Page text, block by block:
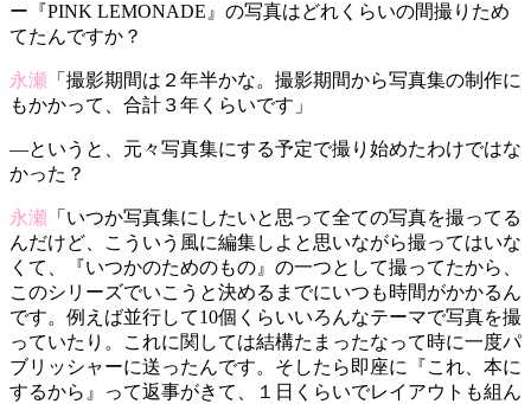
ー『PINK LEMONADE』の写真はどれくらいの間撮りため
てたんですか？
永瀬 「撮影期間は２年半かな。撮影期間から写真集の制作に
もかかって、合計３年くらいです」
—というと、元々写真集にする予定で撮り始めたわけではな
かった？
永瀬 「いつか写真集にしたいと思って全ての写真を撮ってる
んだけど、こういう風に編集しよと思いながら撮ってはいな
くて、『いつかのためのもの』の一つとして撮ってたから、
このシリーズでいこうと決めるまでにいつも時間がかかるん
です。例えば並行して10個くらいいろんなテーマで写真を撮
っていたり。これに関しては結構たまったなって時に一度パ
ブリッシャーに送ったんです。そしたら即座に『これ、本に
するから』って返事がきて、１日くらいでレイアウトも組ん